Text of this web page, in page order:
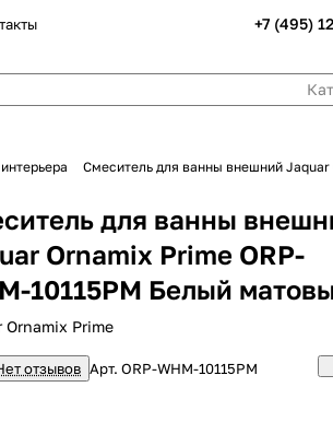
+7 (495)
Смеситель для ванны внешний
для ванны
Ornamix Prime ORP-
10115PM Белый
Ornamix Prime
отзывов Арт.ORP-WHM-10115PM